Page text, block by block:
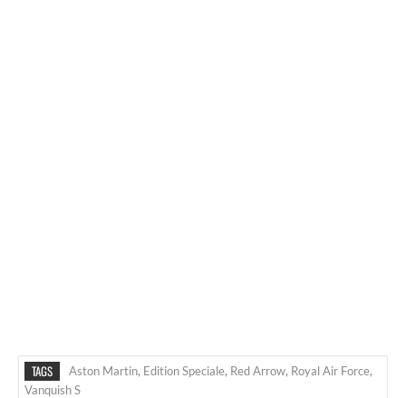
TAGS Aston Martin, Edition Speciale, Red Arrow, Royal Air Force,
Vanquish S